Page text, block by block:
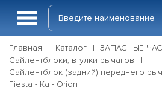
Главная Каталог ЗАПАСНЫЕ
Сайлентблоки, втулки рычагов
Сайлентблок (задний) переднего
Fiesta - Ka - Orion